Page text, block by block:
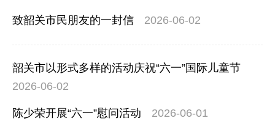
致韶关市民朋友的一封信 2026-06-02
韶关市以形式多样的活动庆祝“六一”国际儿童节
2026-06-02
陈少荣开展“六一”慰问活动 2026-06-01